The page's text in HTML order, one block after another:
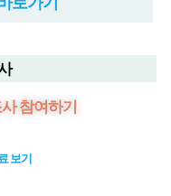
참여하기
보기